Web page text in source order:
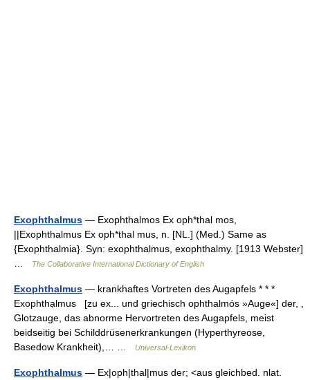
Exophthalmus — Exophthalmos Ex oph*thal mos,
||Exophthalmus Ex oph*thal mus, n. [NL.] (Med.) Same as
{Exophthalmia}. Syn: exophthalmus, exophthalmy. [1913 Webster]
The Collaborative International Dictionary of English
Exophthalmus — krankhaftes Vortreten des Augapfels * * *
Exophthạlmus [zu ex... und griechisch ophthalmós »Auge«] der, ,
Glotzauge, das abnorme Hervortreten des Augapfels, meist
beidseitig bei Schilddrüsenerkrankungen (Hyperthyreose,
Basedow Krankheit),… …
Universal-Lexikon
Exophthalmus — Ex|oph|thal|mus der; <aus gleichbed. nlat.